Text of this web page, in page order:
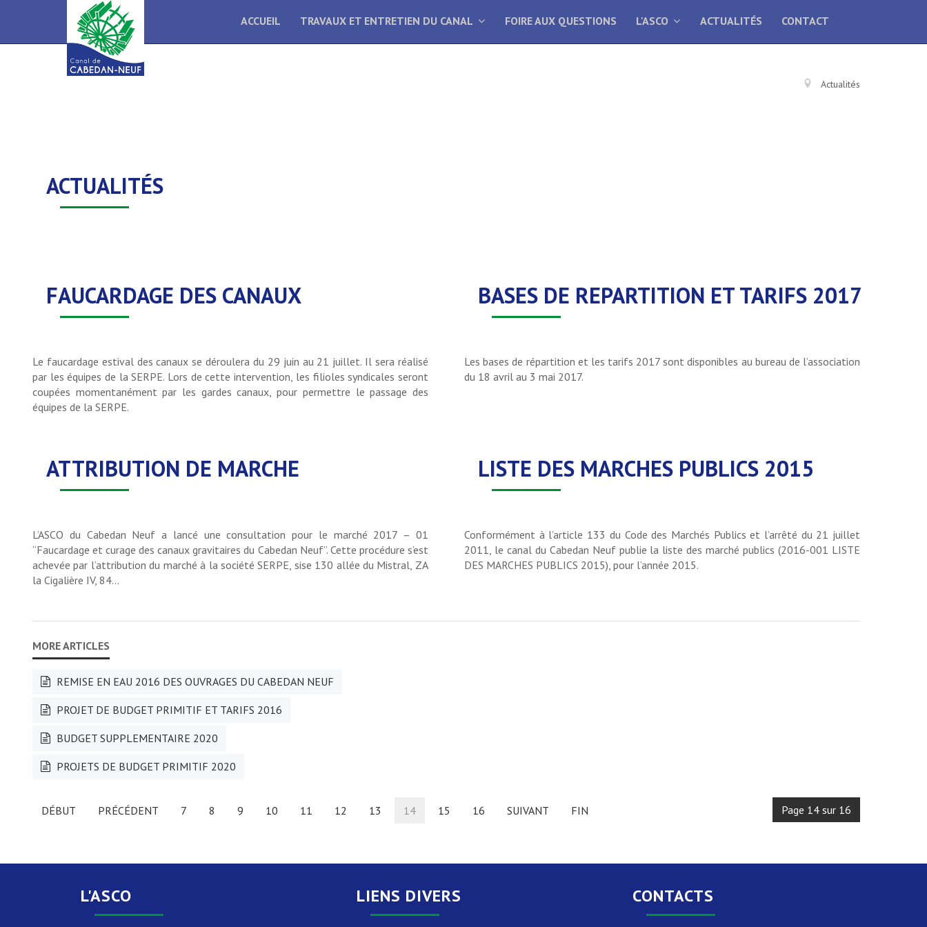
ACCUEIL TRAVAUX ET ENTRETIEN DU CANAL FOIRE AUX QUESTIONS L'ASCO ACTUALITÉS CONTACT
Actualités
ACTUALITÉS
FAUCARDAGE DES CANAUX
Le faucardage estival des canaux se déroulera du 29 juin au 21 juillet. Il sera réalisé
par les équipes de la SERPE. Lors de cette intervention, les filioles syndicales seront
coupées momentanément par les gardes canaux, pour permettre le passage des
équipes de la SERPE.
BASES DE REPARTITION ET TARIFS 2017
Les bases de répartition et les tarifs 2017 sont disponibles au bureau de l’association
du 18 avril au 3 mai 2017.
ATTRIBUTION DE MARCHE
L’ASCO du Cabedan Neuf a lancé une consultation pour le marché 2017 – 01
“Faucardage et curage des canaux gravitaires du Cabedan Neuf”. Cette procédure s’est
achevée par l’attribution du marché à la société SERPE, sise 130 allée du Mistral, ZA
la Cigalière IV, 84…
LISTE DES MARCHES PUBLICS 2015
Conformément à l’article 133 du Code des Marchés Publics et l’arrêté du 21 juillet
2011, le canal du Cabedan Neuf publie la liste des marché publics (2016-001 LISTE
DES MARCHES PUBLICS 2015), pour l’année 2015.
REMISE EN EAU 2016 DES OUVRAGES DU CABEDAN NEUF
PROJET DE BUDGET PRIMITIF ET TARIFS 2016
BUDGET SUPPLEMENTAIRE 2020
PROJETS DE BUDGET PRIMITIF 2020
Page 14 sur 16
DÉBUT PRÉCÉDENT 7 8 9 10 11 12 13 14 15 16 SUIVANT FIN
L'ASCO LIENS DIVERS CONTACTS